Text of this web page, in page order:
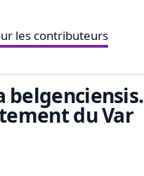
les contributeurs
belgenciensis.
du Var